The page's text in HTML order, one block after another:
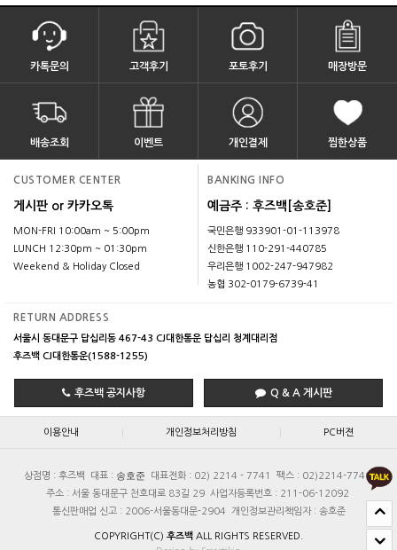
카톡문의 고객후기 포토후기 매장방문
배송조회 이벤트 개인결제 찜한상품
CUSTOMER CENTER
게시판 or 카카오톡
MON-FRI 10:00am ~ 5:00pm
LUNCH 12:30pm ~ 01:30pm
Weekend & Holiday Closed
BANKING INFO
예금주 : 후즈백[송호준]
국민은행 933901-01-113978
신한은행 110-291-440785
우리은행 1002-247-947982
농협 302-0179-6739-41
RETURN ADDRESS
서울시 동대문구 답십리동 467-43 CJ대한통운 답십리 청계대리점
후즈백 CJ대한통운(1588-1255)
후즈백 공지사항 Q & A 게시판
이용안내 | 개인정보처리방침 | PC버젼
상점명 : 후즈백 대표 : 송호준 대표전화 : 02) 2214 - 7741
팩스 : 02)2214-7740
주소 : 서울 동대문구 천호대로 83길 29 사업자등록번호 : 211-06-12092
통신판매업 신고 : 2006-서울동대문-2904
개인정보관리책임자 : 송호준
COPYRIGHT(C) 후즈백 ALL RIGHTS RESERVED.